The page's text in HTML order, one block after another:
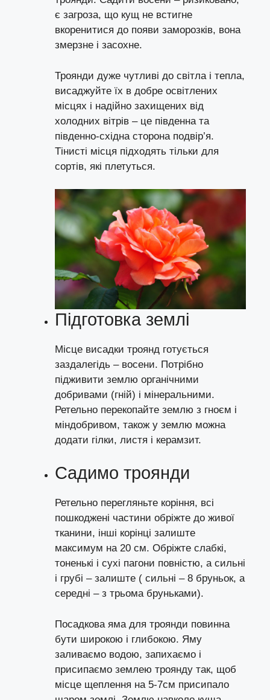
є загроза, що кущ не встигне
вкоренитися до появи заморозків, вона
змерзне і засохне.
Троянди дуже чутливі до світла і тепла,
висаджуйте їх в добре освітлених
місцях і надійно захищених від
холодних вітрів – це південна та
південно-східна сторона подвір’я.
Тінисті місця підходять тільки для
сортів, які плетуться.
Підготовка землі
Місце висадки троянд готується
заздалегідь – восени. Потрібно
підживити землю органічними
добривами (гній) і мінеральними.
Ретельно перекопайте землю з гноєм і
міндобривом, також у землю можна
додати гілки, листя і керамзит.
Садимо троянди
Ретельно перегляньте коріння, всі
пошкоджені частини обріжте до живої
тканини, інші корінці залиште
максимум на 20 см. Обріжте слабкі,
тоненькі і сухі пагони повністю, а сильні
і грубі – залиште ( сильні – 8 бруньок, а
середні – з трьома бруньками).
Посадкова яма для троянди повинна
бути широкою і глибокою. Яму
заливаємо водою, запихаємо і
присипаємо землею троянду так, щоб
місце щеплення на 5-7см присипало